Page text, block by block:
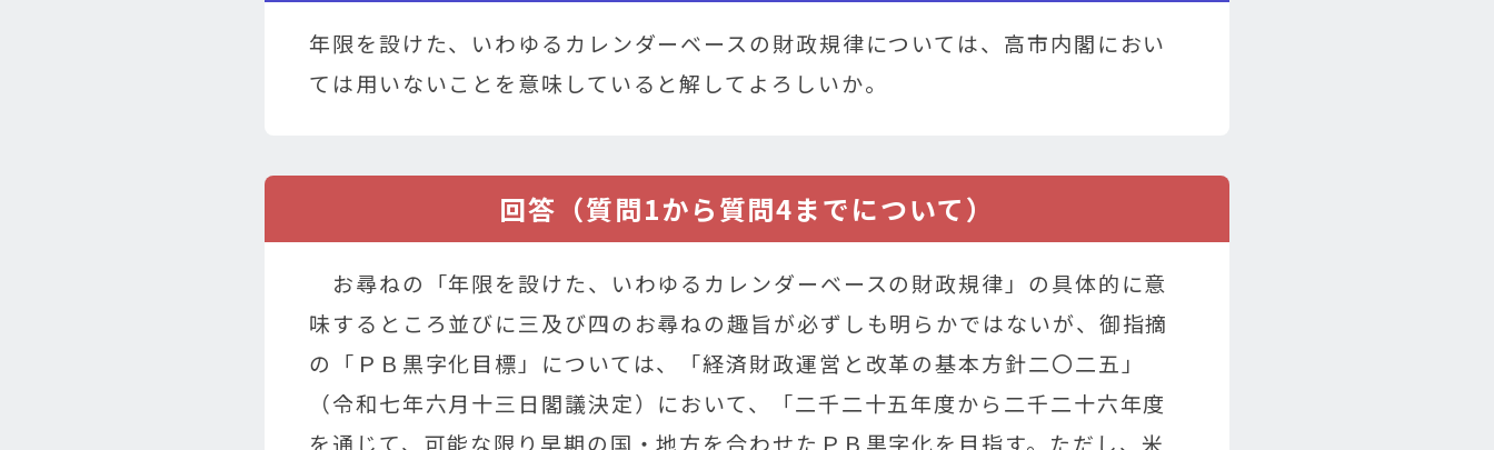
年限を設けた、いわゆるカレンダーベースの財政規律については、高市内閣におい
ては用いないことを意味していると解してよろしいか。
回答（質問1から質問4までについて）
お尋ねの「年限を設けた、いわゆるカレンダーベースの財政規律」の具体的に意
味するところ並びに三及び四のお尋ねの趣旨が必ずしも明らかではないが、御指摘
の「ＰＢ黒字化目標」については、「経済財政運営と改革の基本方針二〇二五」
（令和七年六月十三日閣議決定）において、「二千二十五年度から二千二十六年度
を通じて、可能な限り早期の国・地方を合わせたＰＢ黒字化を目指す。ただし、米